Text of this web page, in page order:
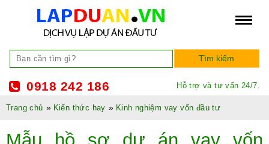
0918 242 186 Hỗ trợ và tư vấn 24/7.
Trang chủ » Kiến thức hay » Kinh nghiệm vay vốn đầu tư